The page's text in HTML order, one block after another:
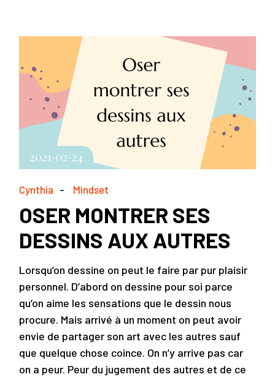
2021-02-24
Cynthia Mindset
OSER MONTRER SES
DESSINS AUX AUTRES
Lorsqu’on dessine on peut le faire par pur plaisir
personnel. D’abord on dessine pour soi parce
qu’on aime les sensations que le dessin nous
procure. Mais arrivé à un moment on peut avoir
envie de partager son art avec les autres sauf
que quelque chose coince. On n’y arrive pas car
on a peur. Peur du jugement des autres et de ce